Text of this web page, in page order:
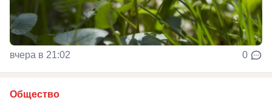
вчера в 21:02 0
Общество